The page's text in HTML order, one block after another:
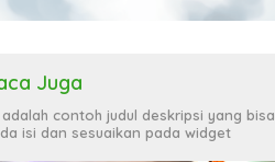
Juga
adalah contoh judul deskripsi yang bisa
isi dan sesuaikan pada widget